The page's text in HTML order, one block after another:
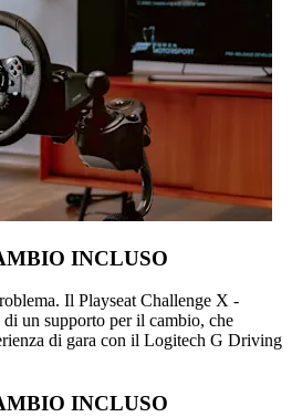
INCLUSO
Il Playseat Challenge X -
un supporto per il cambio, che
di gara con il Logitech G Driving
INCLUSO